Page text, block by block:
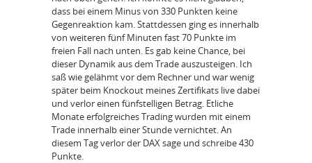
dass bei einem Minus von 330 Punkten keine
Gegenreaktion kam. Stattdessen ging es innerhalb
von weiteren fünf Minuten fast 70 Punkte im
freien Fall nach unten. Es gab keine Chance, bei
dieser Dynamik aus dem Trade auszusteigen. Ich
saß wie gelähmt vor dem Rechner und war wenig
später beim Knockout meines Zertifikats live dabei
und verlor einen fünfstelligen Betrag. Etliche
Monate erfolgreiches Trading wurden mit einem
Trade innerhalb einer Stunde vernichtet. An
diesem Tag verlor der DAX sage und schreibe 430
Punkte.